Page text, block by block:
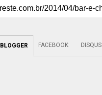
BLOGGER FACEBOOK: DISQUS